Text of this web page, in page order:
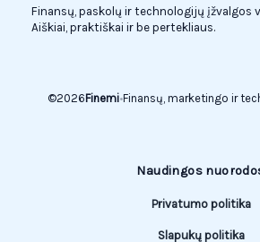
Finansų, paskolų ir technologijų įžvalgos
Aiškiai, praktiškai ir be pertekliaus.
©2026Finemi•Finansų, marketingo ir
Naudingos
Privatumo politika
Slapukų politika